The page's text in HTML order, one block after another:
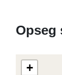
Opseg
+